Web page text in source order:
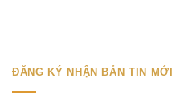
ĐĂNG KÝ NHẬN BẢN TIN MỚI